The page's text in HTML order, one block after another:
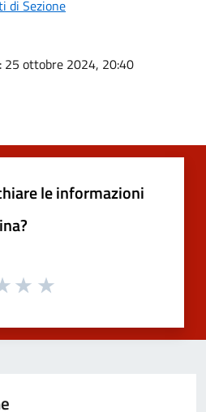
di Sezione
: 25 ottobre 2024, 20:40
le informazioni